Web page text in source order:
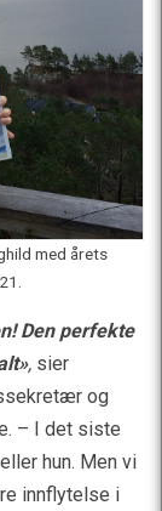
med årets
Den perfekte
, sier
og
– I det siste
hun. Men vi
innflytelse i